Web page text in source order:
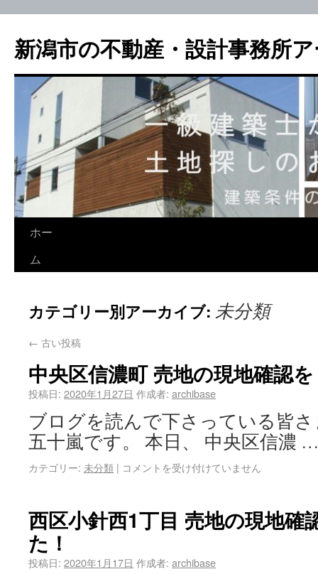
新潟市の不動産・設計事務所
ホー
ム
カテゴリー別アーカイブ: 未分類
← 古い投稿
中央区信濃町 売地の現地確認
投稿日: 2020年1月27日 作成者: archibase
ブログを読んで下さっている皆
五十嵐です。 本日、 中央区信濃
カテゴリー: 未分類 | コメントを受け付けていません
西区小針西1丁目 売地の現地確
た！
投稿日: 2020年1月17日 作成者: archibase